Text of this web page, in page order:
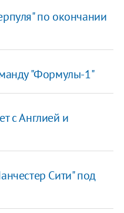
по окончании
"Формулы-1"
с Англией и
Сити" под